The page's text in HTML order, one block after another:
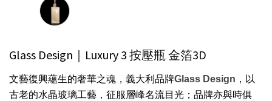
Glass Design｜Luxury 3 按壓瓶金箔3D
文藝復興蘊生的奢華之魂 ，義大利品牌Glass Design ，以
古老的水晶玻璃工藝，征服層峰名流目光；品牌亦與時俱